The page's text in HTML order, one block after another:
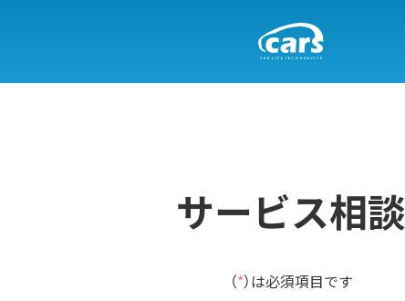
サービス相談
（*）は必須項目です